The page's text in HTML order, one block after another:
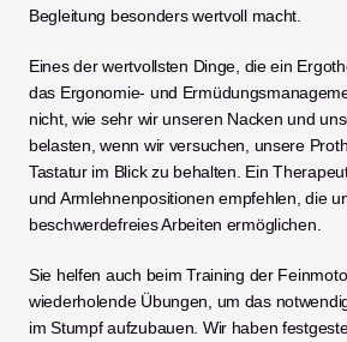
Begleitung besonders wertvoll macht.
Eines der wertvollsten Dinge, die ein
das Ergonomie- und
nicht, wie sehr wir unseren Nacken und
belasten, wenn wir versuchen, unsere
Tastatur im Blick zu behalten. Ein
und Armlehnenpositionen empfehlen, die
beschwerdefreies Arbeiten ermöglichen.
Sie helfen auch beim Training der
wiederholende Übungen, um das
im Stumpf aufzubauen. Wir haben